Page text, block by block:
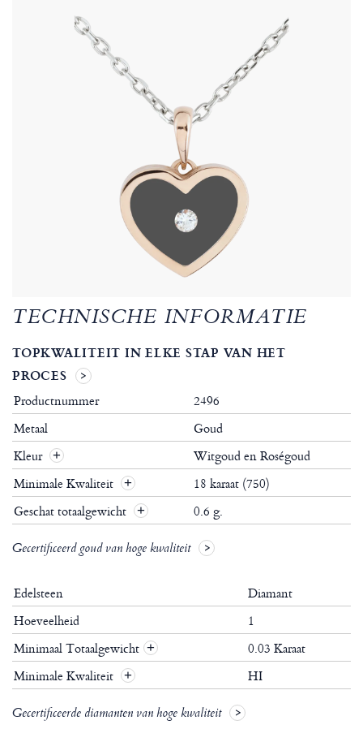
TECHNISCHE INFORMATIE
TOPKWALITEIT IN ELKE STAP VAN HET
PROCES
Productnummer
2496
Metaal
Goud
Kleur
Witgoud en Roségoud
Minimale Kwaliteit
18 karaat (750)
Geschat totaalgewicht
0.6 g.
Gecertificeerd goud van hoge kwaliteit
Edelsteen
Diamant
Hoeveelheid
1
Minimaal Totaalgewicht +
0.03 Karaat
Minimale Kwaliteit
+ HI
Gecertificeerde diamanten van hoge kwaliteit